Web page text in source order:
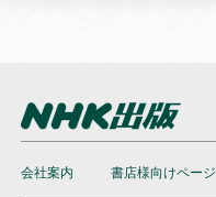
会社案内 書店様向けページ